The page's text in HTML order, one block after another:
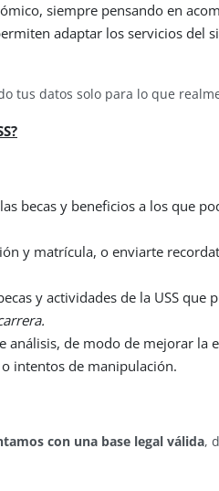
siempre pensando en
adaptar los servicios del
tus datos solo para lo que
becas y beneficios a los que
y matrícula, o enviarte
y actividades de la USS que
análisis, de modo de mejorar la
intentos de manipulación.
con una base legal válida,